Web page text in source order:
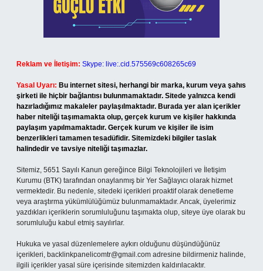
Reklam ve İletişim: Skype: live:.cid.575569c608265c69
Yasal Uyarı: Bu internet sitesi, herhangi bir marka, kurum veya şahıs
şirketi ile hiçbir bağlantısı bulunmamaktadır. Sitede yalnızca kendi
hazırladığımız makaleler paylaşılmaktadır. Burada yer alan içerikler
haber niteliği taşımamakta olup, gerçek kurum ve kişiler hakkında
paylaşım yapılmamaktadır. Gerçek kurum ve kişiler ile isim
benzerlikleri tamamen tesadüfidir. Sitemizdeki bilgiler taslak
halindedir ve tavsiye niteliği taşımazlar.
Sitemiz, 5651 Sayılı Kanun gereğince Bilgi Teknolojileri ve İletişim
Kurumu (BTK) tarafından onaylanmış bir Yer Sağlayıcı olarak hizmet
vermektedir. Bu nedenle, sitedeki içerikleri proaktif olarak denetleme
veya araştırma yükümlülüğümüz bulunmamaktadır. Ancak, üyelerimiz
yazdıkları içeriklerin sorumluluğunu taşımakta olup, siteye üye olarak bu
sorumluluğu kabul etmiş sayılırlar.
Hukuka ve yasal düzenlemelere aykırı olduğunu düşündüğünüz
içerikleri, backlinkpanelicomtr@gmail.com adresine bildirmeniz halinde,
ilgili içerikler yasal süre içerisinde sitemizden kaldırılacaktır.